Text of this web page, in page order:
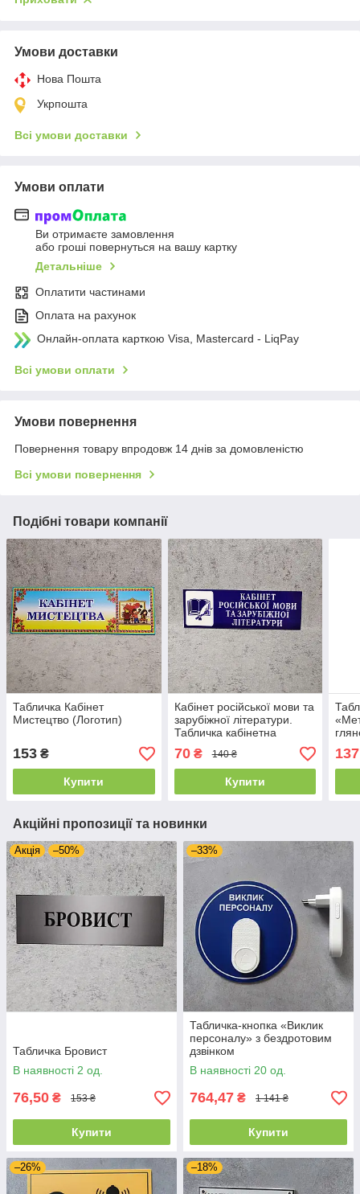
Умови доставки
Нова Пошта
Укрпошта
Всі умови доставки
Умови оплати
Ви отримаєте замовлення
або гроші повернуться на вашу картку
Детальніше
Оплатити частинами
Оплата на рахунок
Онлайн-оплата карткою Visa, Mastercard - LiqPay
Всі умови оплати
Умови повернення
Повернення товару впродовж 14 днів за домовленістю
Всі умови повернення
Подібні товари компанії
Табличка Кабінет
Мистецтво (Логотип)
153 ₴
Купити
Кабінет російської мови та
зарубіжної літератури.
Табличка кабінетна
70₴ 140 ₴
Купити
Акційні пропозиції та новинки
Акція –50%
Табличка Бровист
В наявності 2 од.
76,50 ₴ 153 ₴
Купити
–33%
Табличка-кнопка «Виклик
персоналу» з бездротовим
дзвінком
В наявності 20 од.
764,47 ₴ 1 141 ₴
Купити
–26% –18%